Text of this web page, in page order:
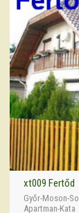
xt009 Fertőd
Győr-Moson-
Apartman-Kata